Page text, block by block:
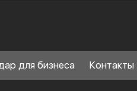
для бизнеса Контакты